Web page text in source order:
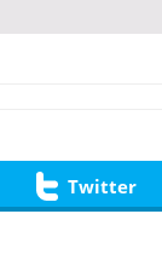
Twitter